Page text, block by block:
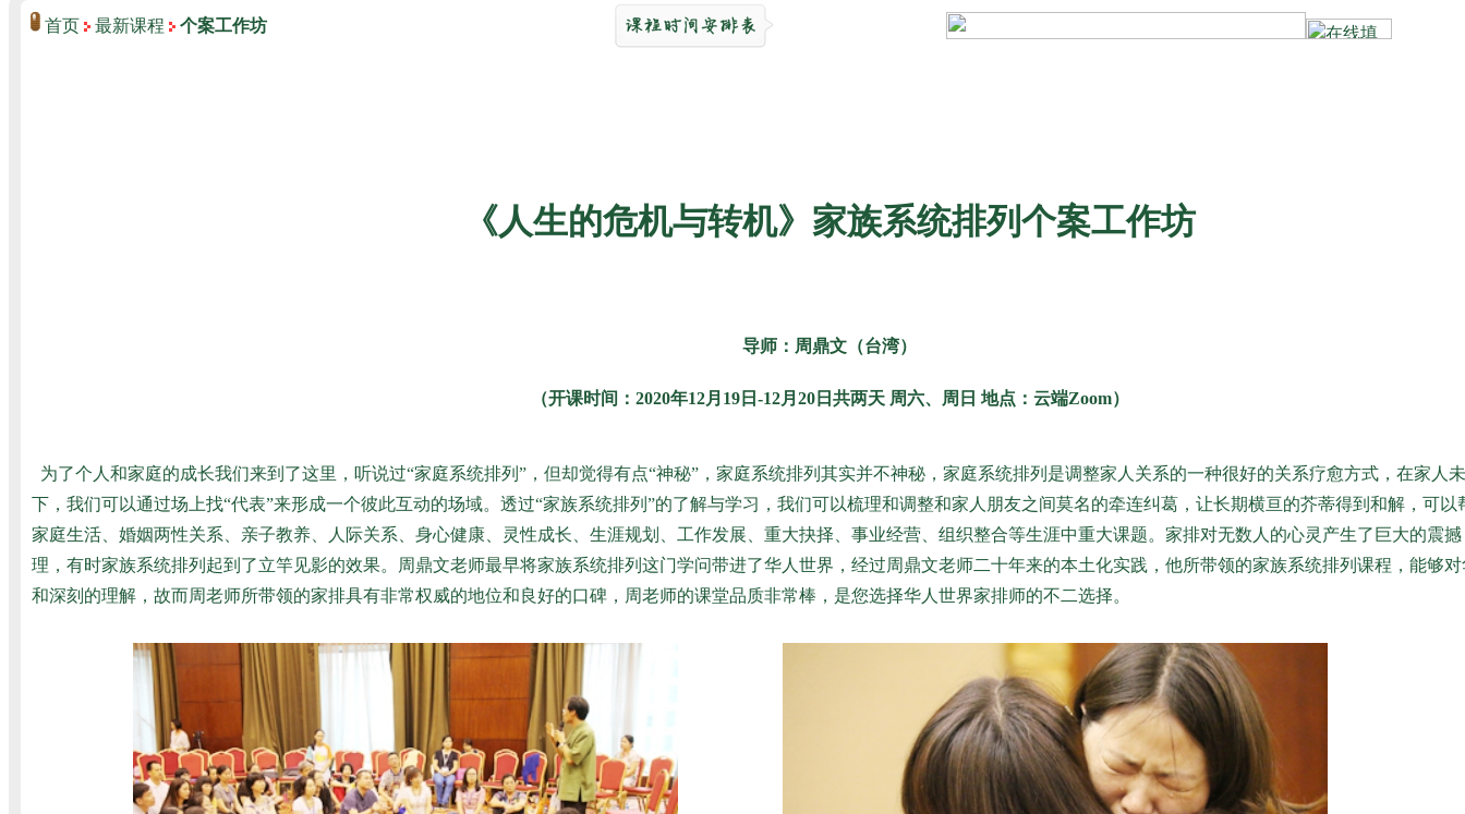
首页 最新课程 个案工作坊
《人生的危机与转机》家族系统排列个案工作坊
导师：周鼎文（台湾）
（开课时间：2020年12月19日-12月20日共两天 周六、周日 地点：云端Zoom）
为了个人和家庭的成长我们来到了这里，听说过“家庭系统排列”，但却觉得有点“神秘”，家庭系统排列其实并不神秘，家庭系统排列是调整家人关系的一种很好的关系疗愈方式，在家人
下，我们可以通过场上找“代表”来形成一个彼此互动的场域。透过“家族系统排列”的了解与学习，我们可以梳理和调整和家人朋友之间莫名的牵连纠葛，让长期横亘的芥蒂得到和解，可以
家庭生活、婚姻两性关系、亲子教养、人际关系、身心健康、灵性成长、生涯规划、工作发展、重大抉择、事业经营、组织整合等生涯中重大课题。家排对无数人的心灵产生了巨大的震
理，有时家族系统排列起到了立竿见影的效果。周鼎文老师最早将家族系统排列这门学问带进了华人世界，经过周鼎文老师二十年来的本土化实践，他所带领的家族系统排列课程，能够
和深刻的理解，故而周老师所带领的家排具有非常权威的地位和良好的口碑，周老师的课堂品质非常棒，是您选择华人世界家排师的不二选择。